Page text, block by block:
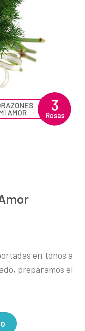
en tonos a
preparamos el